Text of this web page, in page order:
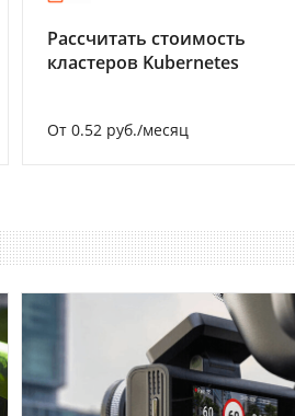
Рассчитать стоимость
кластеров Kubernetes
От 0.52 руб./месяц